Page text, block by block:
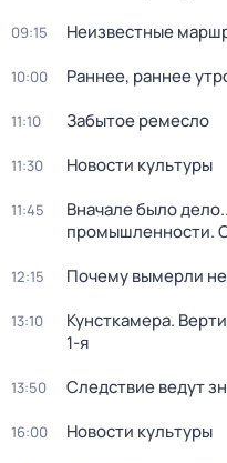
09:15 Неизвестные
10:00 Раннее, раннее
11:10 Забытое ремесло
11:30 Новости культуры
11:45
Вначале было
промышленности.
12:15 Почему вымерли
13:10 Кунсткамера.
1-я
13:50 Следствие ведут
16:00 Новости культуры